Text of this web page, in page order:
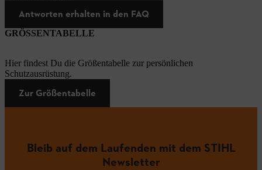
Antworten erhalten in den FAQ
GRÖSSENTABELLE
Hier findest Du die Größentabelle zur persönlichen
Schutzausrüstung.
Zur Größentabelle
Bleib auf dem Laufenden mit dem STIHL
Newsletter